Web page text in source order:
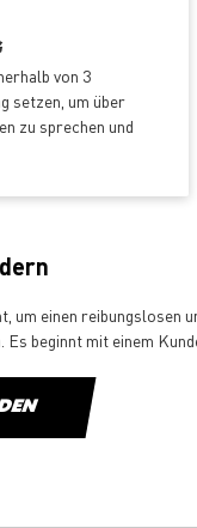
von 3
setzen, um über
zu sprechen und
um einen reibungslosen
beginnt mit einem